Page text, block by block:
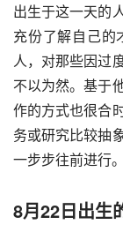
出生于这一天的
充份了解自己的
人，对那些因过
不以为然。基于
作的方式也很合
务或研究比较抽
一步步往前进行。
8月22日出生